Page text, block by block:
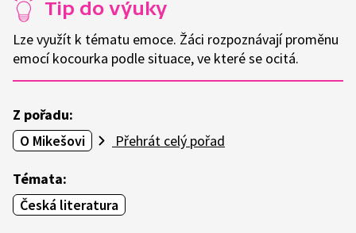
Tip do výuky
Lze využít k tématu emoce. Žáci rozpoznávají proměnu
emocí kocourka podle situace, ve které se ocitá.
Z pořadu:
O Mikešovi
Přehrát celý pořad
Témata:
Česká literatura